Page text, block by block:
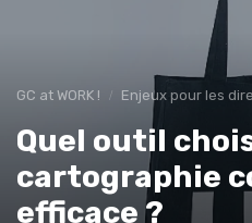
GC at WORK ! Enjeux pour les
Quel outil
cartographie
efficace ?